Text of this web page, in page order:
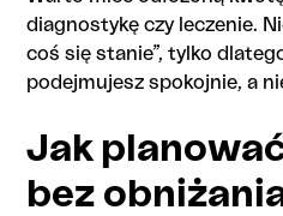
diagnostykę czy leczenie.
coś się stanie”, tylko
podejmujesz spokojnie, a
Jak
bez